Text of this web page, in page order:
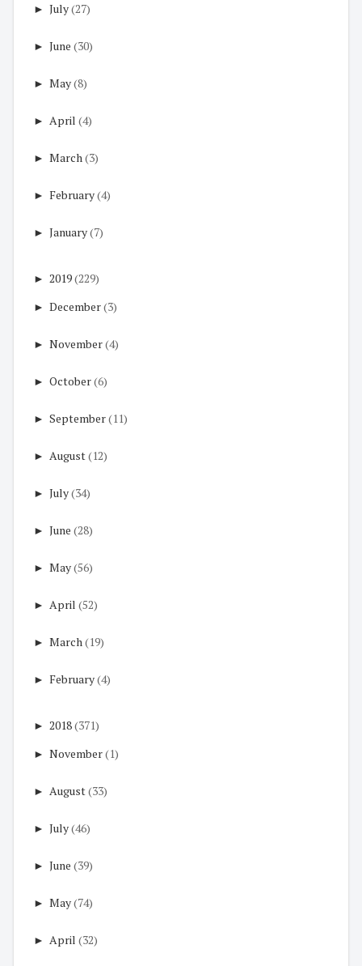
► July(27)
► June (30)
► May(8)
► April (4)
► March(3)
► February(4)
► January(7)
► 2019(229)
► December(3)
► November(4)
► October(6)
► September(11)
► August(12)
► July(34)
► June (28)
► May(56)
► April (52)
► March(19)
► February(4)
► 2018(371)
► November(1)
► August(33)
► July(46)
► June (39)
► May(74)
► April (32)